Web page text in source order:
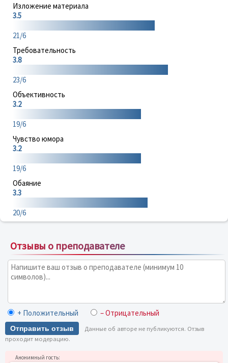
Изложение материала
3.5
21/6
Требовательность
3.8
23/6
Объективность
3.2
19/6
Чувство юмора
3.2
19/6
Обаяние
3.3
20/6
Отзывы о преподавателе
+ Положительный – Отрицательный
Отправить отзыв
Данные об авторе не публикуются. Отзыв
проходит модерацию.